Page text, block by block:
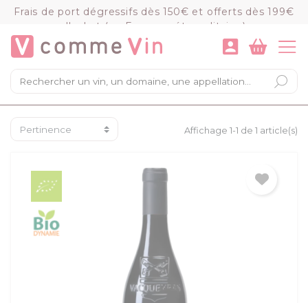
Frais de port dégressifs dès 150€ et offerts dès 199€
d'achat (en France métropolitaine)
×
Mon panier
Chargement du panier...
VOIR LE PANIER COMMANDER
Affichage 1-1 de 1 article(s)
Panneau de gestion des cookies